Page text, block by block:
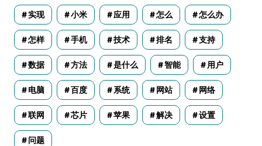
实现 小米 应用 怎么 怎么办
怎样 手机 技术 排名 支持
数据 方法 是什么 智能 用户
电脑 百度 系统 网站 网络
联网 芯片 苹果 解决 设置
问题